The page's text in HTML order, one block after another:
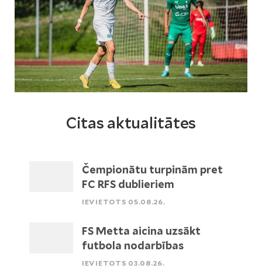
Citas aktualitātes
Čempionātu turpinām pret
FC RFS dublieriem
IEVIETOTS 05.08.26.
FS Metta aicina uzsākt
futbola nodarbības
IEVIETOTS 03.08.26.